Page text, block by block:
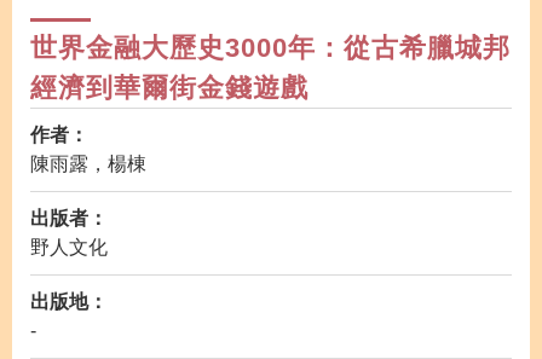
世界金融大歷史3000年：從古希臘城邦
經濟到華爾街金錢遊戲
作者：
陳雨露，楊棟
出版者：
野人文化
出版地：
-